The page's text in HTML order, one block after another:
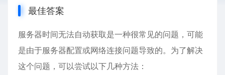
最佳答案
服务器时间无法自动获取是一种很常见的问题，可能
是由于服务器配置或网络连接问题导致的。为了解决
这个问题，可以尝试以下几种方法：